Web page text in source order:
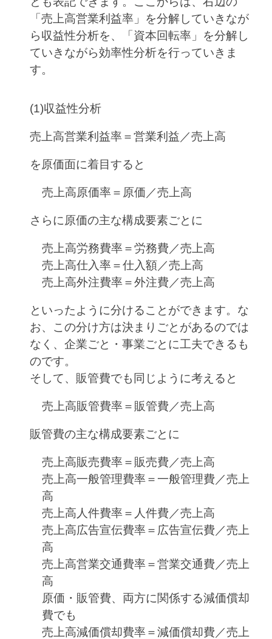
「売上高営業利益率」を分解していきなが
ら収益性分析を、「資本回転率」を分解し
ていきながら効率性分析を行っていきま
す。
(1)収益性分析
売上高営業利益率＝営業利益／売上高
を原価面に着目すると
売上高原価率＝原価／売上高
さらに原価の主な構成要素ごとに
売上高労務費率＝労務費／売上高
売上高仕入率＝仕入額／売上高
売上高外注費率＝外注費／売上高
といったように分けることができます。な
お、この分け方は決まりごとがあるのでは
なく、企業ごと・事業ごとに工夫できるも
のです。
そして、販管費でも同じように考えると
売上高販管費率＝販管費／売上高
販管費の主な構成要素ごとに
売上高販売費率＝販売費／売上高
売上高一般管理費率＝一般管理費／売上
高
売上高人件費率＝人件費／売上高
売上高広告宣伝費率＝広告宣伝費／売上
高
売上高営業交通費率＝営業交通費／売上
高
原価・販管費、両方に関係する減価償却
費でも
売上高減価償却費率＝減価償却費／売上